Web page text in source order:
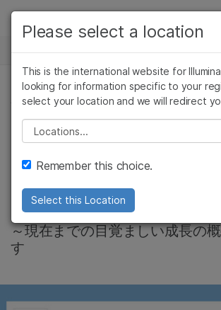
Skip to content
ソリューション
ラーニング
企業情報
サポート
お気に入りの分野を選択
ニュースセンター
会社情報
Jay T. Flatley
ダーシップの
インフォグラフィックは、イルミ
～現在までの目覚ましい成長の
す
Please select a location
This is the international website for
looking for information specific to your
select your location and we will redirect
Please select a location
Remember this choice.
Select this Location
がん研究
微生物研究
農学研究
複雑な疾患
臨床オ
生殖医学
患研究